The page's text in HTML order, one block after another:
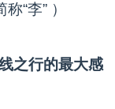
“李” ）
之行的最大感